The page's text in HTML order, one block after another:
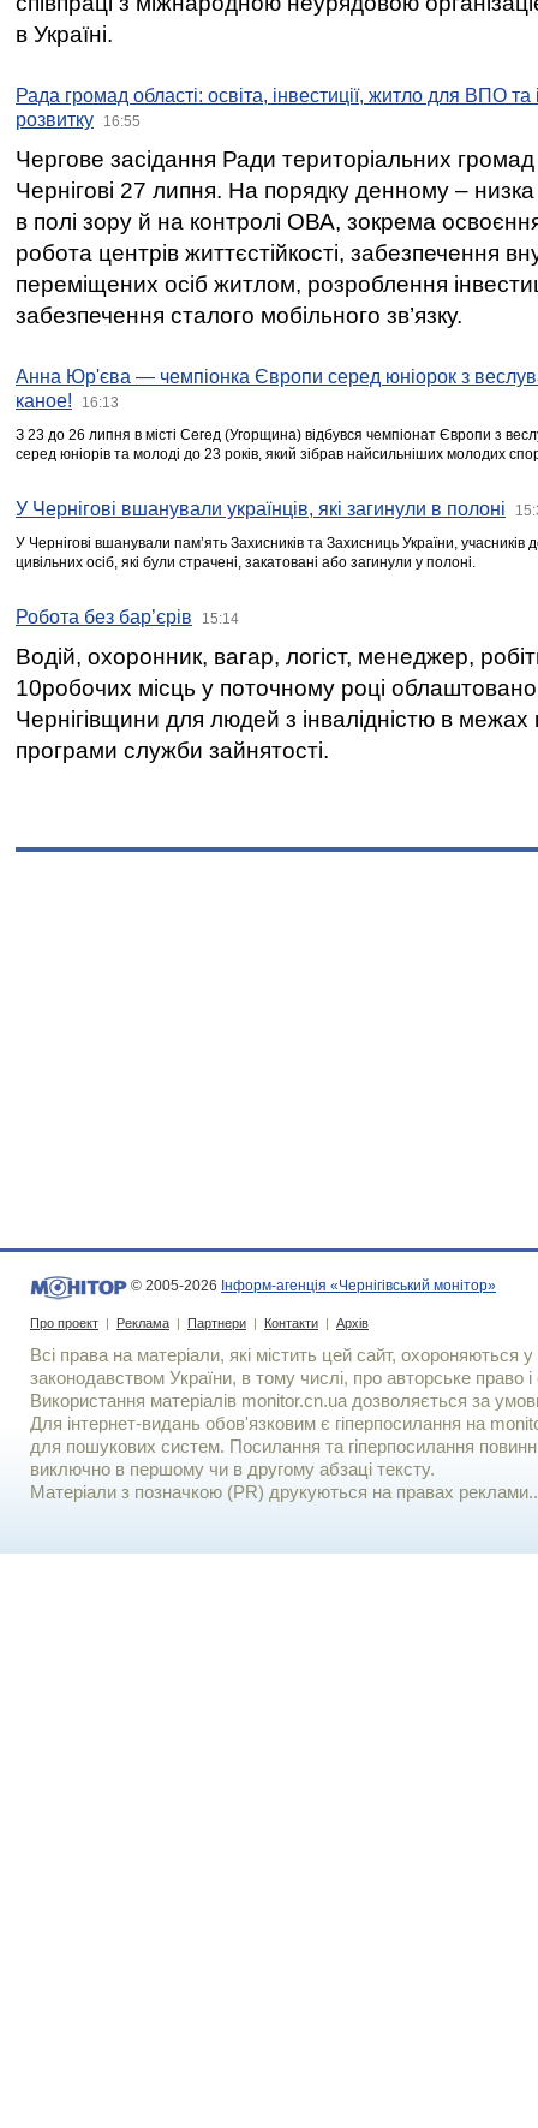
в Україні.
Рада громад області: освіта, інвестиції, житло для ВПО
розвитку
16:55
Чергове засідання Ради територіальних громад
Чернігові 27 липня. На порядку денному –
в полі зору й на контролі ОВА, зокрема освоєння
робота центрів життєстійкості, забезпечення
переміщених осіб житлом, розроблення
забезпечення сталого мобільного зв’язку.
Анна Юр'єва — чемпіонка Європи серед юніорок з
каное!
16:13
З 23 до 26 липня в місті Сегед (Угорщина) відбувся чемпіонат Європи з
серед юніорів та молоді до 23 років, який зібрав найсильніших молодих
У Чернігові вшанували українців, які загинули в полоні
У Чернігові вшанували пам’ять Захисників та Захисниць України,
цивільних осіб, які були страчені, закатовані або загинули у полоні.
Робота без бар’єрів 15:14
Водій, охоронник, вагар, логіст, менеджер,
10робочих місць у поточному році
Чернігівщини для людей з інвалідністю в межах
програми служби зайнятості.
© 2005-2026 Інформ-агенція «Чернігівський монітор»
Про проект | Реклама | Партнери | Контакти | Архів
Всі права на матеріали, які містить цей сайт, охороняються у
законодавством України, в тому числі, про авторське право і
Використання матерiалiв monitor.cn.ua дозволяється за
Для iнтернет-видань обов'язковим є гiперпосилання на
для пошукових систем. Посилання та гіперпосилання
виключно в першому чи в другому абзаці тексту.
Матеріали з позначкою (PR) друкуються на правах реклами..